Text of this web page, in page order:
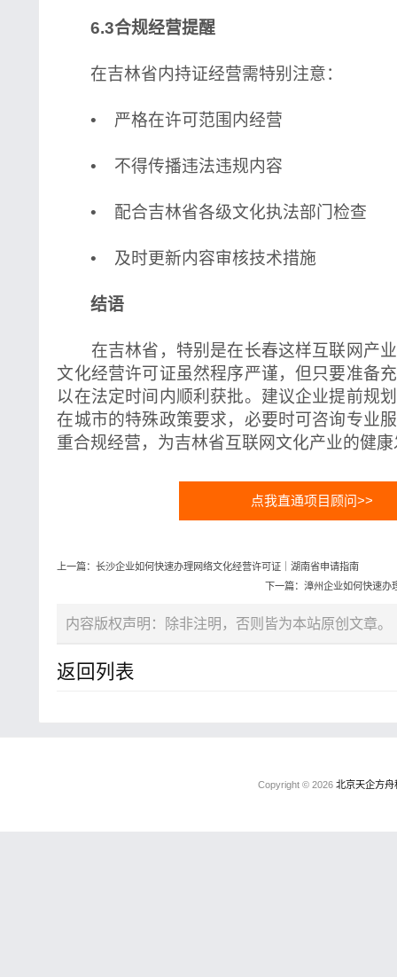
6.3合规经营提醒
在吉林省内持证经营需特别注意：
• 严格在许可范围内经营
• 不得传播违法违规内容
• 配合吉林省各级文化执法部门检查
• 及时更新内容审核技术措施
结语
在吉林省，特别是在长春这样互联网产业
文化经营许可证虽然程序严谨，但只要准备
以在法定时间内顺利获批。建议企业提前规
在城市的特殊政策要求，必要时可咨询专业
重合规经营，为吉林省互联网文化产业的健
点我直通项目顾问>>
上一篇：长沙企业如何快速办理网络文化经营许可证｜湖南省申请指南
下一篇：漳州企业如何快速办
内容版权声明：除非注明，否则皆为本站原创文章。
返回列表
Copyright © 2026 北京天企方舟